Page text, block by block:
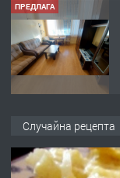
ПРЕДЛАГА
Случайна рецепта